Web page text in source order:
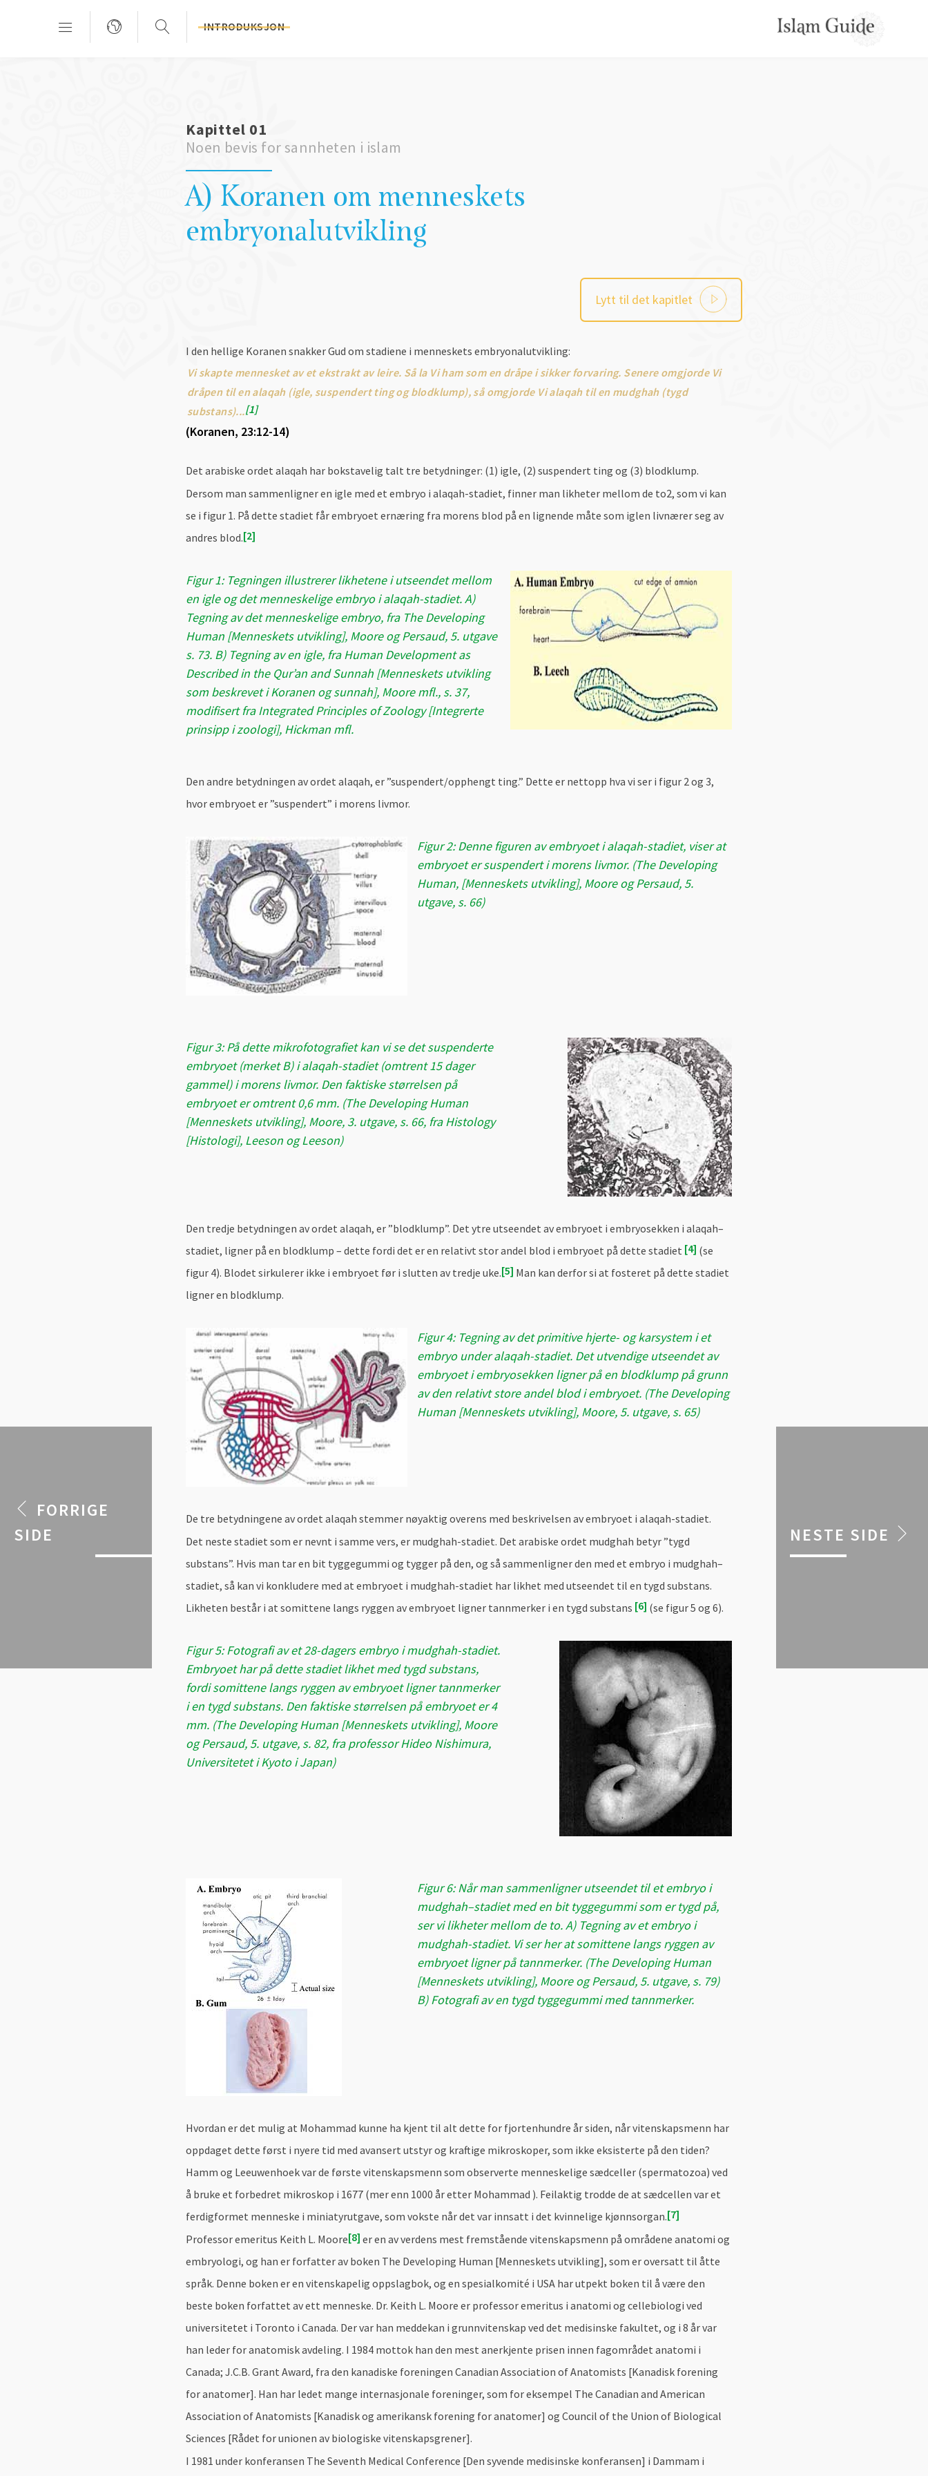
INTRODUKSJON
Kapittel 01
Noen bevis for sannheten i islam
A) Koranen om menneskets
embryonalutvikling
Lytt til det kapitlet
I den hellige Koranen snakker Gud om stadiene i menneskets embryonalutvikling:
Vi skapte mennesket av et ekstrakt av leire. Så la Vi ham som en dråpe i sikker forvaring. Senere omgjorde Vi
dråpen til en alaqah (igle, suspendert ting og blodklump), så omgjorde Vi alaqah til en mudghah (tygd
substans)... 1
(Koranen, 23:12-14)
Det arabiske ordet alaqah har bokstavelig talt tre betydninger: (1) igle, (2) suspendert ting og (3) blodklump.
Dersom man sammenligner en igle med et embryo i alaqah-stadiet, finner man likheter mellom de to2, som vi kan
se i figur 1. På dette stadiet får embryoet ernæring fra morens blod på en lignende måte som iglen livnærer seg av
andres blod. 2
Figur 1: Tegningen illustrerer likhetene i utseendet mellom
en igle og det menneskelige embryo i alaqah-stadiet. A)
Tegning av det menneskelige embryo, fra The Developing
Human [Menneskets utvikling], Moore og Persaud, 5. utgave
s. 73. B) Tegning av en igle, fra Human Development as
Described in the Qur’an and Sunnah [Menneskets utvikling
som beskrevet i Koranen og sunnah], Moore mfl., s. 37,
modifisert fra Integrated Principles of Zoology [Integrerte
prinsipp i zoologi], Hickman mfl.
Den andre betydningen av ordet alaqah, er ”suspendert/opphengt ting.” Dette er nettopp hva vi ser i figur 2 og 3,
hvor embryoet er ”suspendert” i morens livmor.
Figur 2: Denne figuren av embryoet i alaqah-stadiet, viser at
embryoet er suspendert i morens livmor. (The Developing
Human, [Menneskets utvikling], Moore og Persaud, 5.
utgave, s. 66)
Figur 3: På dette mikrofotografiet kan vi se det suspenderte
embryoet (merket B) i alaqah-stadiet (omtrent 15 dager
gammel) i morens livmor. Den faktiske størrelsen på
embryoet er omtrent 0,6 mm. (The Developing Human
[Menneskets utvikling], Moore, 3. utgave, s. 66, fra Histology
[Histologi], Leeson og Leeson)
Den tredje betydningen av ordet alaqah, er ”blodklump”. Det ytre utseendet av embryoet i embryosekken i alaqah–
stadiet, ligner på en blodklump – dette fordi det er en relativt stor andel blod i embryoet på dette stadiet 4 (se
figur 4). Blodet sirkulerer ikke i embryoet før i slutten av tredje uke. 5 Man kan derfor si at fosteret på dette stadiet
ligner en blodklump.
Figur 4: Tegning av det primitive hjerte- og karsystem i et
embryo under alaqah-stadiet. Det utvendige utseendet av
embryoet i embryosekken ligner på en blodklump på grunn
av den relativt store andel blod i embryoet. (The Developing
Human [Menneskets utvikling], Moore, 5. utgave, s. 65)
De tre betydningene av ordet alaqah stemmer nøyaktig overens med beskrivelsen av embryoet i alaqah-stadiet.
Det neste stadiet som er nevnt i samme vers, er mudghah-stadiet. Det arabiske ordet mudghah betyr ”tygd
substans”. Hvis man tar en bit tyggegummi og tygger på den, og så sammenligner den med et embryo i mudghah–
stadiet, så kan vi konkludere med at embryoet i mudghah-stadiet har likhet med utseendet til en tygd substans.
Likheten består i at somittene langs ryggen av embryoet ligner tannmerker i en tygd substans 6 (se figur 5 og 6).
Figur 5: Fotografi av et 28-dagers embryo i mudghah-stadiet.
Embryoet har på dette stadiet likhet med tygd substans,
fordi somittene langs ryggen av embryoet ligner tannmerker
i en tygd substans. Den faktiske størrelsen på embryoet er 4
mm. (The Developing Human [Menneskets utvikling], Moore
og Persaud, 5. utgave, s. 82, fra professor Hideo Nishimura,
Universitetet i Kyoto i Japan)
Figur 6: Når man sammenligner utseendet til et embryo i
mudghah–stadiet med en bit tyggegummi som er tygd på,
ser vi likheter mellom de to. A) Tegning av et embryo i
mudghah-stadiet. Vi ser her at somittene langs ryggen av
embryoet ligner på tannmerker. (The Developing Human
[Menneskets utvikling], Moore og Persaud, 5. utgave, s. 79)
B) Fotografi av en tygd tyggegummi med tannmerker.
Hvordan er det mulig at Mohammad kunne ha kjent til alt dette for fjortenhundre år siden, når vitenskapsmenn har
oppdaget dette først i nyere tid med avansert utstyr og kraftige mikroskoper, som ikke eksisterte på den tiden?
Hamm og Leeuwenhoek var de første vitenskapsmenn som observerte menneskelige sædceller (spermatozoa) ved
å bruke et forbedret mikroskop i 1677 (mer enn 1000 år etter Mohammad ). Feilaktig trodde de at sædcellen var et
ferdigformet menneske i miniatyrutgave, som vokste når det var innsatt i det kvinnelige kjønnsorgan. 7
Professor emeritus Keith L. Moore 8 er en av verdens mest fremstående vitenskapsmenn på områdene anatomi og
embryologi, og han er forfatter av boken The Developing Human [Menneskets utvikling], som er oversatt til åtte
språk. Denne boken er en vitenskapelig oppslagbok, og en spesialkomité i USA har utpekt boken til å være den
beste boken forfattet av ett menneske. Dr. Keith L. Moore er professor emeritus i anatomi og cellebiologi ved
universitetet i Toronto i Canada. Der var han meddekan i grunnvitenskap ved det medisinske fakultet, og i 8 år var
han leder for anatomisk avdeling. I 1984 mottok han den mest anerkjente prisen innen fagområdet anatomi i
Canada; J.C.B. Grant Award, fra den kanadiske foreningen Canadian Association of Anatomists [Kanadisk forening
for anatomer]. Han har ledet mange internasjonale foreninger, som for eksempel The Canadian and American
Association of Anatomists [Kanadisk og amerikansk forening for anatomer] og Council of the Union of Biological
Sciences [Rådet for unionen av biologiske vitenskapsgrener].
I 1981 under konferansen The Seventh Medical Conference [Den syvende medisinske konferansen] i Dammam i
FORRIGE
SIDE
NESTE SIDE